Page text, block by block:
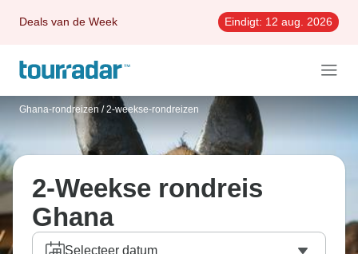
Deals van de Week Eindigt: 12 aug. 2026
Ghana-rondreizen / 2-weekse-rondreizen
2-Weekse rondreis
Ghana
Selecteer datum